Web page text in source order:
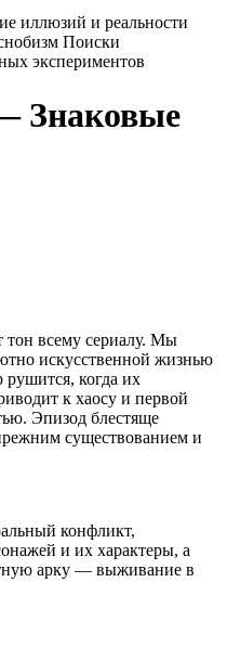
иллюзий и реальности
Поиски
экспериментов
Знаковые
тон всему сериалу. Мы
искусственной жизнью
когда их
к хаосу и первой
Эпизод блестяще
существованием и
конфликт,
и их характеры, а
арку — выживание в